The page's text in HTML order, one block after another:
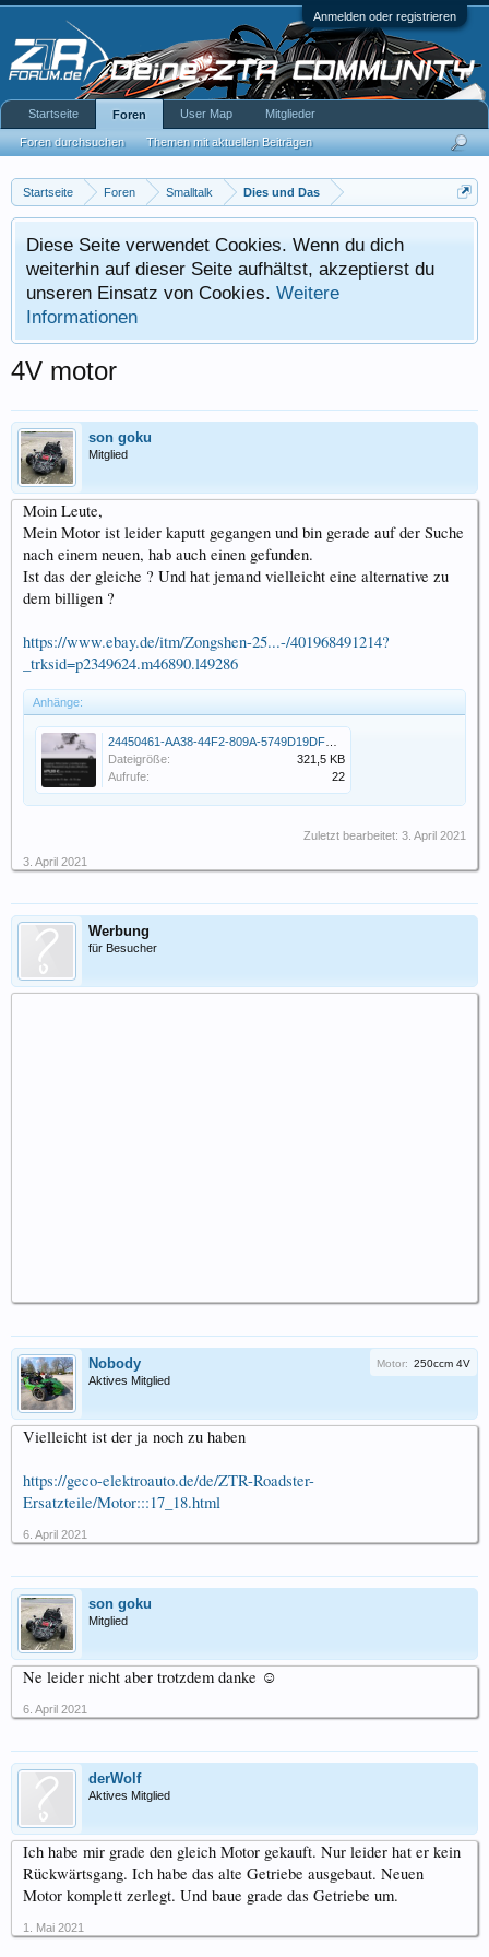
Anmelden oder registrieren
Startseite Foren Smalltalk Dies und Das
Diese Seite verwendet Cookies. Wenn du dich
weiterhin auf dieser Seite aufhältst, akzeptierst du
unseren Einsatz von Cookies. Weitere
Informationen
4V motor
son goku
Mitglied
Moin Leute,
Mein Motor ist leider kaputt gegangen und bin gerade auf der Suche
nach einem neuen, hab auch einen gefunden.
Ist das der gleiche ? Und hat jemand vielleicht eine alternative zu
dem billigen ?
https://www.ebay.de/itm/Zongshen-25...-/401968491214?
_trksid=p2349624.m46890.l49286
Anhänge:
Dateigröße:
321,5 KB
Aufrufe:
22
Zuletzt bearbeitet: 3. April 2021
3. April 2021
Werbung
für Besucher
Nobody
Aktives Mitglied
Motor: 250ccm 4V
Vielleicht ist der ja noch zu haben
https://geco-elektroauto.de/de/ZTR-Roadster-
Ersatzteile/Motor:::17_18.html
6. April 2021
son goku
Mitglied
Ne leider nicht aber trotzdem danke ☺️
6. April 2021
derWolf
Aktives Mitglied
Ich habe mir grade den gleich Motor gekauft. Nur leider hat er kein
Rückwärtsgang. Ich habe das alte Getriebe ausgebaut. Neuen
Motor komplett zerlegt. Und baue grade das Getriebe um.
1. Mai 2021
Startseite Foren
Foren durchsuchen Themen mit aktuellen Beiträgen
User Map Mitglieder